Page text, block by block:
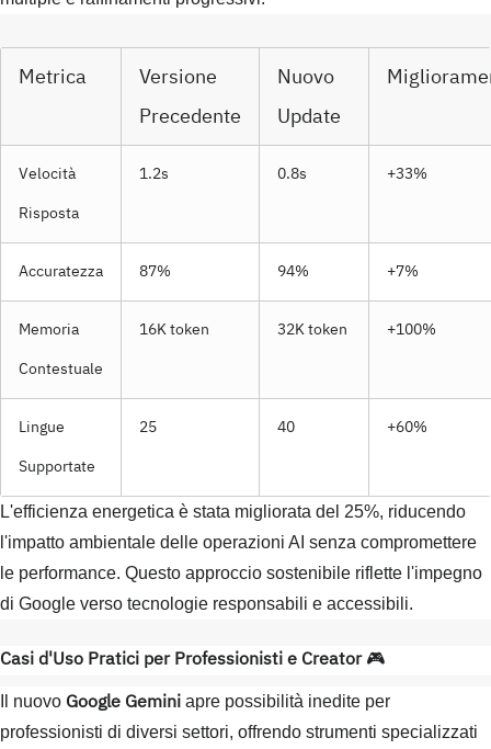
Metrica
Versione
Precedente
Nuovo
Update
Velocità
Risposta
1.2s 0.8s +33%
Accuratezza 87% 94% +7%
Memoria
Contestuale
16K token 32K token +100%
Lingue
Supportate
25 40 +60%
L'efficienza energetica è stata migliorata del 25%, riducendo
l'impatto ambientale delle operazioni AI senza compromettere
le performance. Questo approccio sostenibile riflette l'impegno
di Google verso tecnologie responsabili e accessibili.
Casi d'Uso Pratici per Professionisti e Creator🎮
Il nuovo Google Gemini apre possibilità inedite per
professionisti di diversi settori, offrendo strumenti specializzati